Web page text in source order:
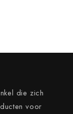
die zich
voor